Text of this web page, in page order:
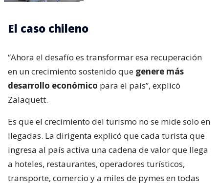
El caso chileno
“Ahora el desafío es transformar esa recuperación
en un crecimiento sostenido que genere más
desarrollo económico para el país”, explicó
Zalaquett.
Es que el crecimiento del turismo no se mide solo en
llegadas. La dirigenta explicó que cada turista que
ingresa al país activa una cadena de valor que llega
a hoteles, restaurantes, operadores turísticos,
transporte, comercio y a miles de pymes en todas